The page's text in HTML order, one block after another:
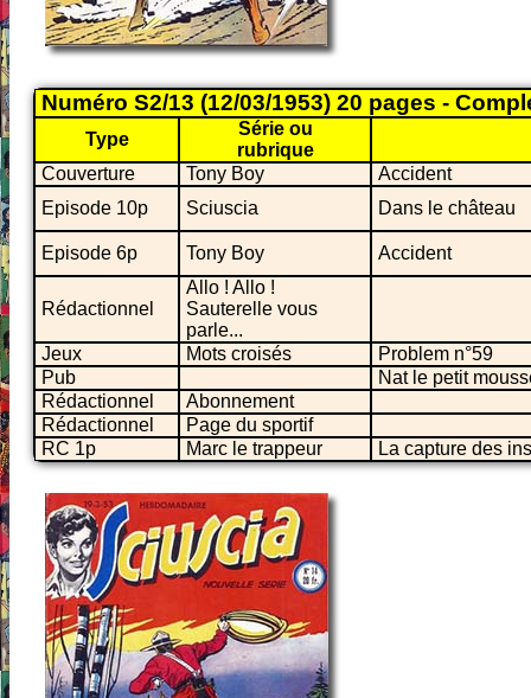
Numéro S2/13 (12/03/1953) 20 pages -
Type
Série ou
rubrique
Couverture
Tony Boy
Accident
Episode 10p
Sciuscia Dans le château
Episode 6p Tony Boy Accident
Rédactionnel
Allo ! Allo !
Sauterelle vous
parle...
Jeux
Mots croisés
Problem n°59
Pub
Nat le petit
Rédactionnel
Abonnement
Rédactionnel
Page du sportif
RC 1p
Marc le trappeur La capture des